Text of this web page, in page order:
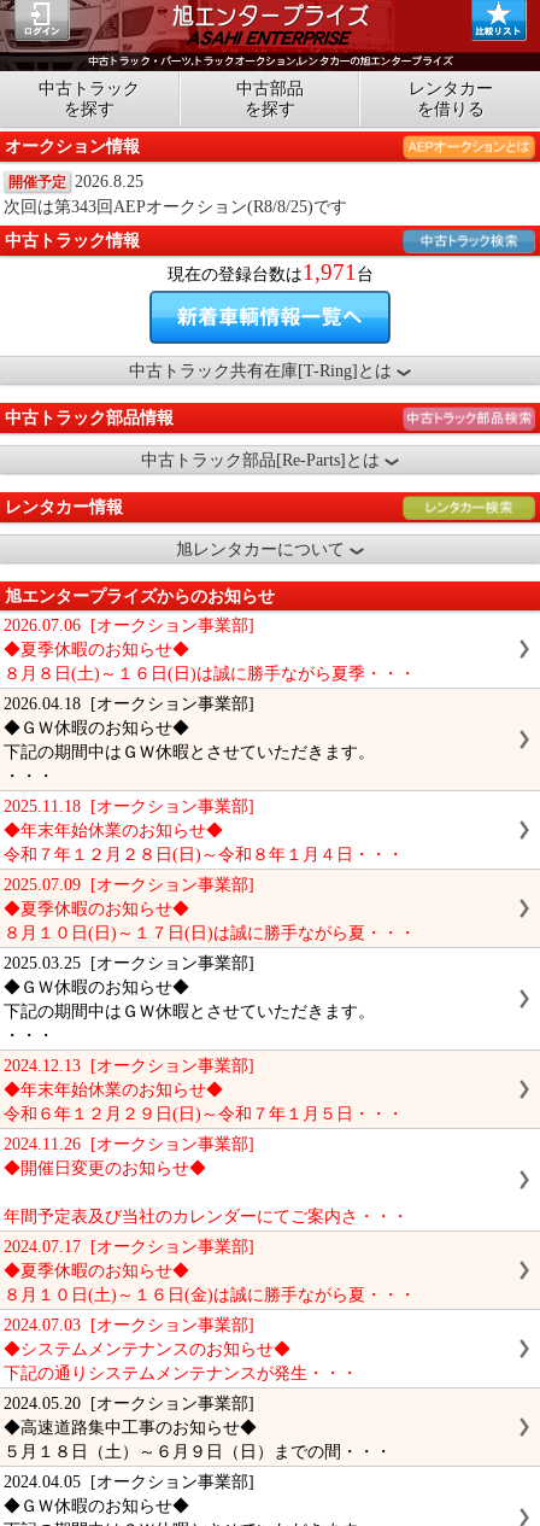
中古トラック
を探す
中古部品
を探す
レンタカー
を借りる
オークション情報
開催予定
2026.8.25
次回は第343回AEPオークション(R8/8/25)です
中古トラック情報
現在の登録台数は1,971 台
中古トラック共有在庫[T-Ring]とは
中古トラック部品情報
中古トラック部品[Re-Parts]とは
レンタカー情報
旭レンタカーについて
旭エンタープライズからのお知らせ
2026.07.06 [オークション事業部]
◆夏季休暇のお知らせ◆
８月８日(土)～１６日(日)は誠に勝手ながら夏季・・・
2026.04.18 [オークション事業部]
◆ＧＷ休暇のお知らせ◆
下記の期間中はＧＷ休暇とさせていただきます。
・・・
2025.11.18 [オークション事業部]
◆年末年始休業のお知らせ◆
令和７年１２月２８日(日)～令和８年１月４日・・・
2025.07.09 [オークション事業部]
◆夏季休暇のお知らせ◆
８月１０日(日)～１７日(日)は誠に勝手ながら夏・・・
2025.03.25 [オークション事業部]
◆ＧＷ休暇のお知らせ◆
下記の期間中はＧＷ休暇とさせていただきます。
・・・
2024.12.13 [オークション事業部]
◆年末年始休業のお知らせ◆
令和６年１２月２９日(日)～令和７年１月５日・・・
2024.11.26 [オークション事業部]
◆開催日変更のお知らせ◆
年間予定表及び当社のカレンダーにてご案内さ・・・
2024.07.17 [オークション事業部]
◆夏季休暇のお知らせ◆
８月１０日(土)～１６日(金)は誠に勝手ながら夏・・・
2024.07.03 [オークション事業部]
◆システムメンテナンスのお知らせ◆
下記の通りシステムメンテナンスが発生・・・
2024.05.20 [オークション事業部]
◆高速道路集中工事のお知らせ◆
５月１８日（土）～６月９日（日）までの間・・・
2024.04.05 [オークション事業部]
◆ＧＷ休暇のお知らせ◆